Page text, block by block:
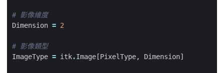
# 影像維度
Dimension = 2
# 影像類型
ImageType = itk.Image [PixelType, Dimension]